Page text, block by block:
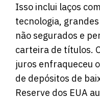
Isso inclui laços
tecnologia,
não segurados e
carteira de títulos.
juros enfraqueceu
de depósitos de
Reserve dos EUA